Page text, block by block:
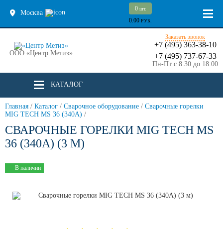
Москва
0 шт.
0.00 РУБ.
ООО «Центр Метиз»
Заказать звонок
+7 (495) 363-38-10
+7 (495) 737-67-33
Пн-Пт с 8:30 до 18:00
КАТАЛОГ
Главная / Каталог / Сварочное оборудование / Сварочные горелки
MIG TECH MS 36 (340A) /
СВАРОЧНЫЕ ГОРЕЛКИ MIG TECH MS
36 (340A) (3 М)
В наличии